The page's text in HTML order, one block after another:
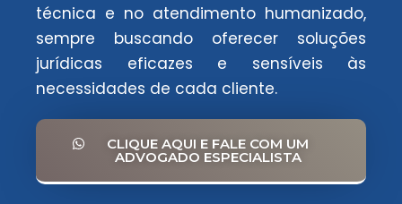
técnica e no atendimento humanizado,
sempre buscando oferecer soluções
jurídicas eficazes e sensíveis às
necessidades de cada cliente.
CLIQUE AQUI E FALE COM UM
ADVOGADO ESPECIALISTA